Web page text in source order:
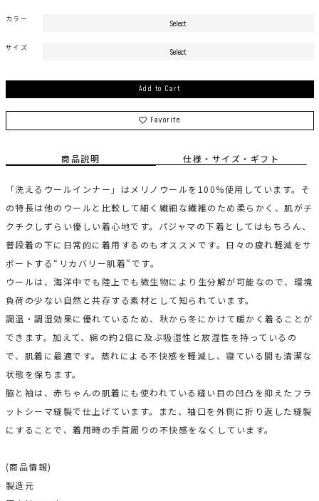
カラー
サイズ
Add to Cart
Favorite
商品説明 仕様・サイズ・ギフト
「洗えるウールインナー」はメリノウールを100%使用しています。そ
の特長は他のウールと比較して細く繊細な繊維のため柔らかく、肌がチ
クチクしずらい優しい着心地です。パジャマの下着としてはもちろん、
普段着の下に日常的に着用するのもオススメです。日々の疲れ軽減をサ
ポートする“リカバリー肌着”です。
ウールは、海洋中でも陸上でも微生物により生分解が可能なので、環境
負荷の少ない自然と共存する素材として知られています。
調温・調湿効果に優れているため、秋から冬にかけて暖かく着ることが
できます。加えて、綿の約2倍に及ぶ吸湿性と放湿性を持っているの
で、肌着に最適です。蒸れによる不快感を軽減し、寝ている間も清潔な
状態を保ちます。
脇と袖は、赤ちゃんの肌着にも使われている縫い目の凹凸を抑えたフラ
ットシーマ縫製で仕上げています。また、袖口を外側に折り返した縫製
にすることで、着用時の手首周りの不快感をなくしています。
(商品情報)
製造元